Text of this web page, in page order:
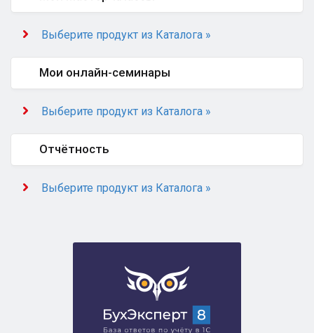
Выберите продукт из Каталога »
Мои онлайн-семинары
Выберите продукт из Каталога »
Отчётность
Выберите продукт из Каталога »